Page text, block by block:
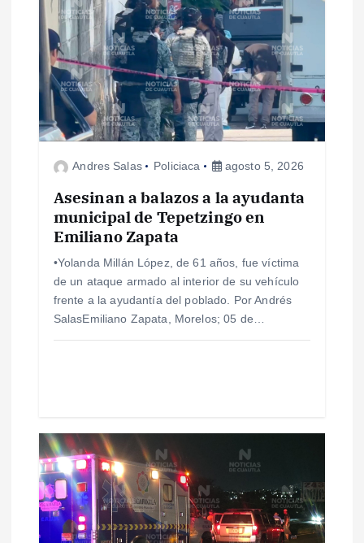
ó
n
d
a
s
Andres Salas Policiaca agosto 5, 2026
Asesinan a balazos a la ayudanta
municipal de Tepetzingo en
Emiliano Zapata
•Yolanda Millán López, de 61 años, fue víctima
de un ataque armado al interior de su vehículo
frente a la ayudantía del poblado. Por Andrés
SalasEmiliano Zapata, Morelos; 05 de…